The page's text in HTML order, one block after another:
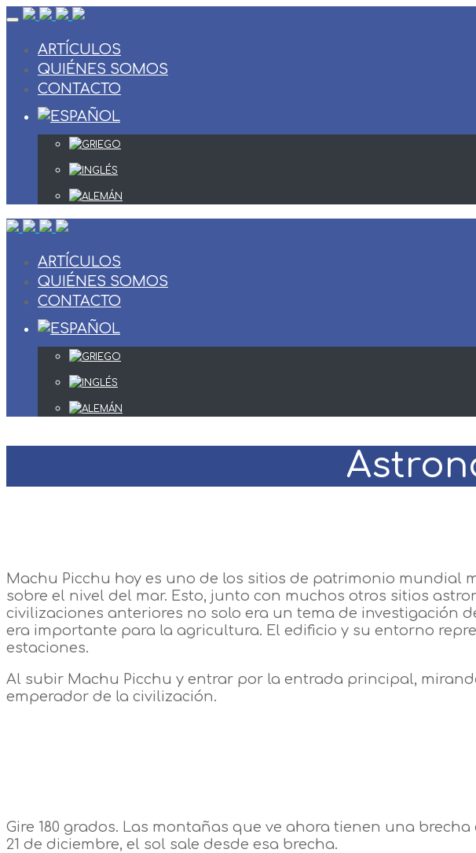
Skip
contentARTÍCULOS
QUIÉNES SOMOS
CONTACTO
ARTÍCULOS
QUIÉNES SOMOS
CONTACTO
Machu Picchu hoy es uno de los sitios de patrimonio mundial
sobre el nivel del mar. Esto, junto con muchos otros sitios
civilizaciones anteriores no solo era un tema de investigación
era importante para la agricultura. El edificio y su entorno
estaciones.
Al subir Machu Picchu y entrar por la entrada principal,
emperador de la civilización.
Gire 180 grados. Las montañas que ve ahora tienen una brecha
21 de diciembre, el sol sale desde esa brecha.